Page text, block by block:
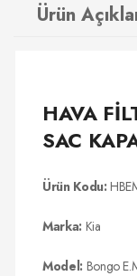
Ürün
HAVA
SAC
Ürün Kodu:
Marka: Kia
Model: Bongo